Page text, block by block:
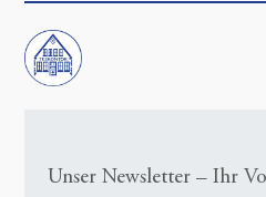
Unser Newsletter – Ihr